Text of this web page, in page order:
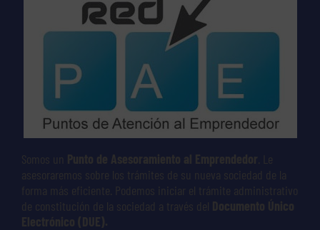
Somos un Punto de Asesoramiento al Emprendedor . Le
asesoraremos sobre los trámites de su nueva sociedad de la
forma más eficiente. Podemos iniciar el trámite administrativo
de constitución de la sociedad a través del Documento Único
Electrónico (DUE).